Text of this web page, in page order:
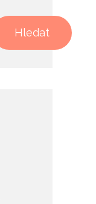
Hledat